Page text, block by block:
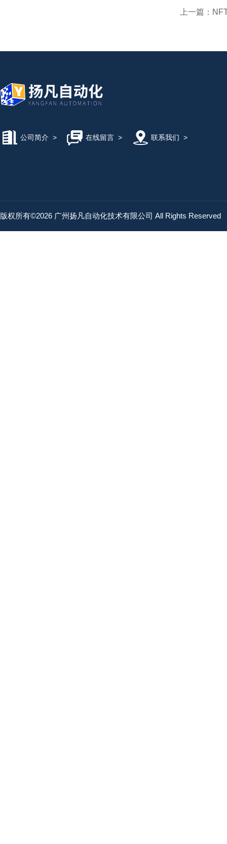
上一篇：
公司简介 > 在线留言> 联系我们 >
版权所有©2026 广州扬凡自动化技术有限公司 All Rights Reserved